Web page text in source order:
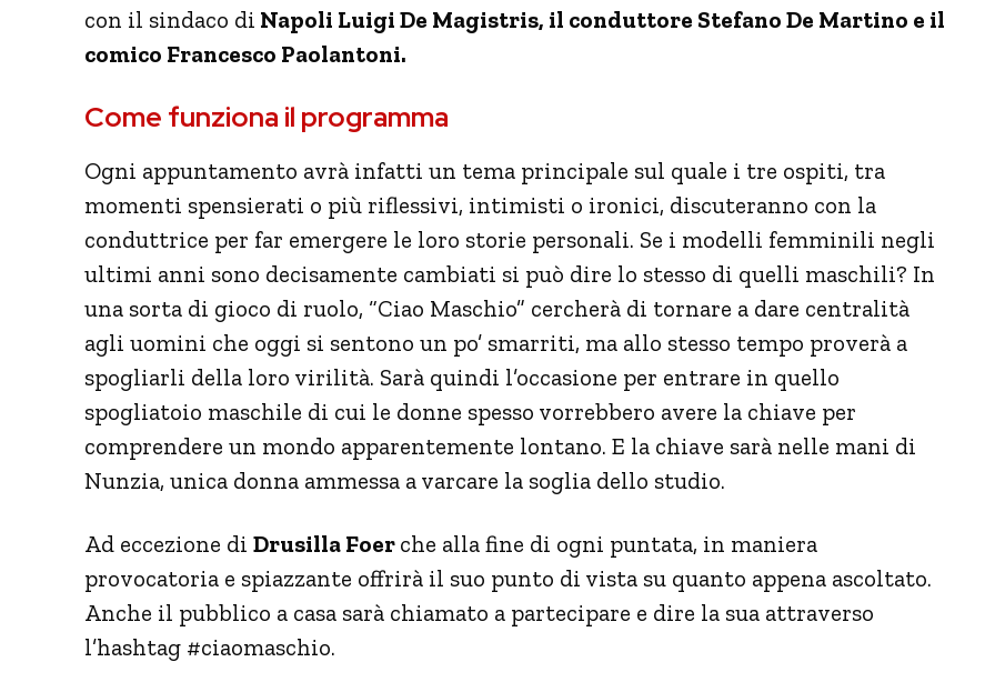
con il sindaco di Napoli Luigi De Magistris, il conduttore Stefano De Martino e il
comico Francesco Paolantoni.
Come funziona il programma
Ogni appuntamento avrà infatti un tema principale sul quale i tre ospiti, tra
momenti spensierati o più riflessivi, intimisti o ironici, discuteranno con la
conduttrice per far emergere le loro storie personali. Se i modelli femminili negli
ultimi anni sono decisamente cambiati si può dire lo stesso di quelli maschili? In
una sorta di gioco di ruolo, “Ciao Maschio” cercherà di tornare a dare centralità
agli uomini che oggi si sentono un po’ smarriti, ma allo stesso tempo proverà a
spogliarli della loro virilità. Sarà quindi l’occasione per entrare in quello
spogliatoio maschile di cui le donne spesso vorrebbero avere la chiave per
comprendere un mondo apparentemente lontano. E la chiave sarà nelle mani di
Nunzia, unica donna ammessa a varcare la soglia dello studio.
Ad eccezione di Drusilla Foer che alla fine di ogni puntata, in maniera
provocatoria e spiazzante offrirà il suo punto di vista su quanto appena ascoltato.
Anche il pubblico a casa sarà chiamato a partecipare e dire la sua attraverso
l’hashtag #ciaomaschio.